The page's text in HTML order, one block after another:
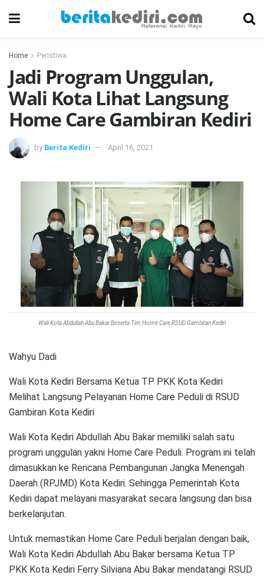
Home Peristiwa
Jadi Program Unggulan,
Wali Kota Lihat Langsung
Home Care Gambiran Kediri
by Berita Kediri April 16, 2021
Wali Kota Abdullah Abu Bakar Beserta Tim Home Care RSUD Gambiran Kediri
Wahyu Dadi
Wali Kota Kediri Bersama Ketua TP PKK Kota Kediri
Melihat Langsung Pelayanan Home Care Peduli di RSUD
Gambiran Kota Kediri
Wali Kota Kediri Abdullah Abu Bakar memiliki salah satu
program unggulan yakni Home Care Peduli. Program ini telah
dimasukkan ke Rencana Pembangunan Jangka Menengah
Daerah (RPJMD) Kota Kediri. Sehingga Pemerintah Kota
Kediri dapat melayani masyarakat secara langsung dan bisa
berkelanjutan.
Untuk memastikan Home Care Peduli berjalan dengan baik,
Wali Kota Kediri Abdullah Abu Bakar bersama Ketua TP
PKK Kota Kediri Ferry Silviana Abu Bakar mendatangi RSUD